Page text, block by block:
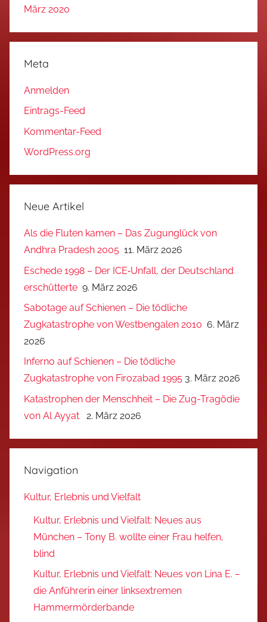
März 2020
Meta
Anmelden
Eintrags-Feed
Kommentar-Feed
WordPress.org
Neue Artikel
Als die Fluten kamen – Das Zugunglück von
Andhra Pradesh 2005 11. März 2026
Eschede 1998 – Der ICE‑Unfall, der Deutschland
erschütterte 9. März 2026
Sabotage auf Schienen – Die tödliche
Zugkatastrophe von Westbengalen 2010 6. März
2026
Inferno auf Schienen – Die tödliche
Zugkatastrophe von Firozabad 1995 3. März 2026
Katastrophen der Menschheit – Die Zug-Tragödie
von Al Ayyat
2. März 2026
Navigation
Kultur, Erlebnis und Vielfalt
Kultur, Erlebnis und Vielfalt: Neues aus
München – Tony B. wollte einer Frau helfen,
blind
Kultur, Erlebnis und Vielfalt: Neues von Lina E. –
die Anführerin einer linksextremen
Hammermörderbande